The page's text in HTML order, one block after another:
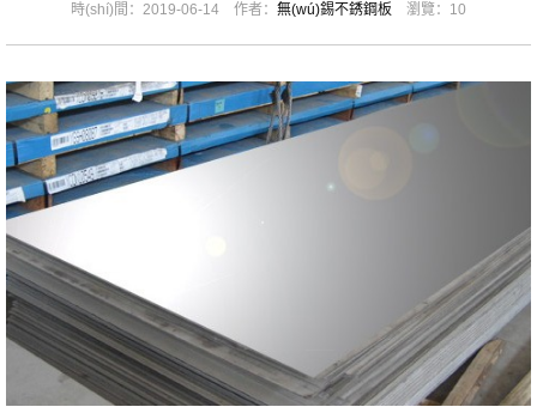
時(shí)間：2019-06-14 作者： 無(wú)錫不銹鋼板 瀏覽：10